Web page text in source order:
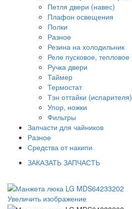
Петля двери (навес)
Плафон освещения
Полки
Разное
Резина на холодильник
Реле пусковое, тепловое
Ручка двери
Таймер
Термостат
Тэн оттайки (испарителя)
Упор, ножки
Фильтры
Запчасти для чайников
Разное
Средства от накипи
ЗАКАЗАТЬ ЗАПЧАСТЬ
Увеличить изображение